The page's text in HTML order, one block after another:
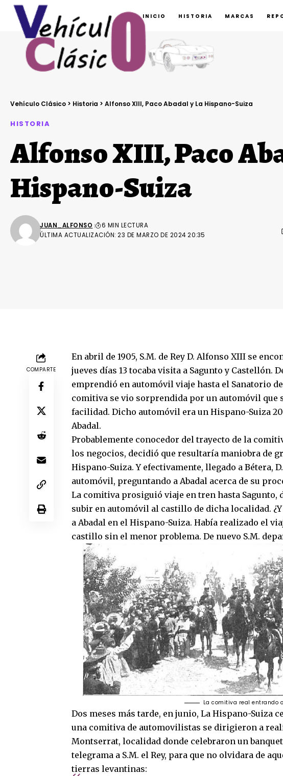
INICIO HISTORIA MARCAS
Vehículo Clásico > Historia > Alfonso XIII, Paco Abadal y La Hispano-Suiza
HISTORIA
Alfonso XIII, Paco
Hispano-Suiza
ÚLTIMA ACTUALIZACIÓN: 23 DE MARZO DE 2024 20:35
JUAN_ALFONSO 6 MIN LECTURA
COMPARTE
En abril de 1905, S.M. de Rey D. Alfonso XIII se
jueves días 13 tocaba visita a Sagunto y Castellón.
emprendió en automóvil viaje hasta el Sanatorio
comitiva se vio sorprendida por un automóvil que
facilidad. Dicho automóvil era un Hispano-Suiza
Abadal.
Probablemente conocedor del trayecto de la
los negocios, decidió que resultaría maniobra de
Hispano-Suiza. Y efectivamente, llegado a Bétera,
automóvil, preguntando a Abadal acerca de su
La comitiva prosiguió viaje en tren hasta Sagunto,
subir en automóvil al castillo de dicha localidad.
a Abadal en el Hispano-Suiza. Había realizado el
castillo sin el menor problema. De nuevo S.M.
La comitiva real entrando
Dos meses más tarde, en junio, La Hispano-Suiza
una comitiva de automovilistas se dirigieron a
Montserrat, localidad donde celebraron un
telegrama a S.M. el Rey, para que no olvidara de
tierras levantinas: